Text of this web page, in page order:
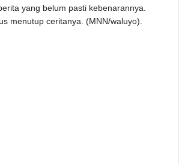
yang belum pasti kebenarannya.
menutup ceritanya. (MNN/waluyo).